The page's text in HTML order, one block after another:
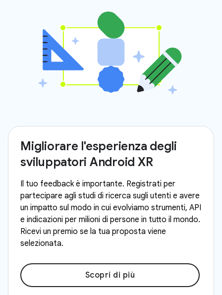
Migliorare l'esperienza degli
sviluppatori Android XR
Il tuo feedback è importante. Registrati per
partecipare agli studi di ricerca sugli utenti e avere
un impatto sul modo in cui evolviamo strumenti, API
e indicazioni per milioni di persone in tutto il mondo.
Ricevi un premio se la tua proposta viene
selezionata.
Scopri di più